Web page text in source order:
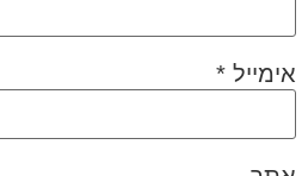
אימייל *